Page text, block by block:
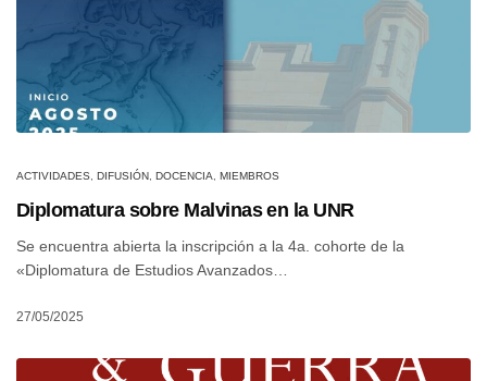
ACTIVIDADES DIFUSIÓN DOCENCIA MIEMBROS
Diplomatura sobre Malvinas en la UNR
Se encuentra abierta la inscripción a la 4a. cohorte de la
«Diplomatura de Estudios Avanzados…
27/05/2025